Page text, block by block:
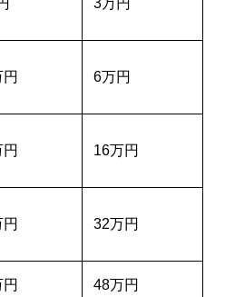
6万円
16万円
32万円
48万円